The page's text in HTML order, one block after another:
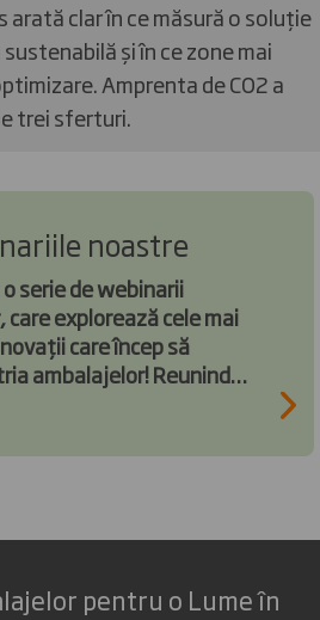
arată clar în ce măsură o soluție
și în ce zone mai
Amprenta de CO2 a
trei sferturi.
noastre
serie de webinarii
explorează cele mai
care încep să
ambalajelor! Reunind
pentru o Lume în